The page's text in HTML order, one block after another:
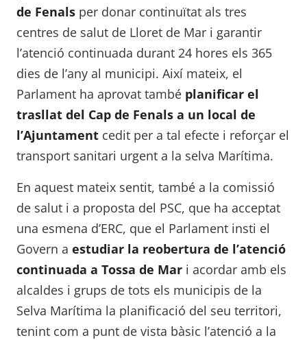
de Fenals per donar continuïtat als tres
centres de salut de Lloret de Mar i garantir
l’atenció continuada durant 24 hores els 365
dies de l’any al municipi. Així mateix, el
Parlament ha aprovat també planificar el
trasllat del Cap de Fenals a un local de
l’Ajuntament cedit per a tal efecte i reforçar el
transport sanitari urgent a la selva Marítima.
En aquest mateix sentit, també a la comissió
de salut i a proposta del PSC, que ha acceptat
una esmena d’ERC, que el Parlament insti el
Govern a estudiar la reobertura de l’atenció
continuada a Tossa de Mar i acordar amb els
alcaldes i grups de tots els municipis de la
Selva Marítima la planificació del seu territori,
tenint com a punt de vista bàsic l’atenció a la